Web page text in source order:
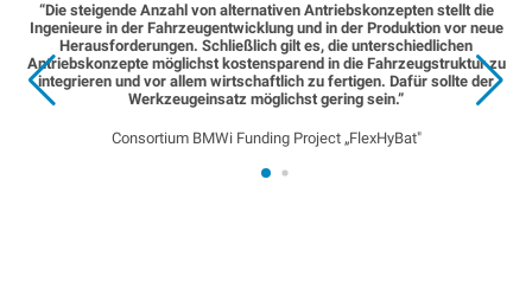
“Die steigende Anzahl von alternativen Antriebskonzepten stellt die
Ingenieure in der Fahrzeugentwicklung und in der Produktion vor neue
Herausforderungen. Schließlich gilt es, die unterschiedlichen
Antriebskonzepte möglichst kostensparend in die Fahrzeugstruktur zu
integrieren und vor allem wirtschaftlich zu fertigen. Dafür sollte der
Werkzeugeinsatz möglichst gering sein.”
Consortium BMWi Funding Project „FlexHyBat"